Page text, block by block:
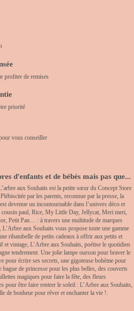
profiter de remises
priorité
vous conseiller
d'enfants et de bébés mais pas que...
aux Souhaits est la petite sœur du Concept Store
par les parents, reconnue par la presse, la
devenue un incontournable dans l’univers déco et
paul, Rice, My Little Day, Jellycat, Meri meri,
Petit Pan… : à travers une multitude de marques
aux Souhaits vous propose toute une gamme
ribambelle de petits cadeaux à offrir aux petits et
et vintage, L’Arbre aux Souhaits, poétise le quotidien
tendrement. Une jolie lampe ourson pour braver le
pour écrire ses secrets, une gigoteuse bohème pour
de princesse pour les plus belles, des couverts
magiques pour faire la fête, des fleurs
pour être faire rentrer le soleil : L’Arbre aux Souhaits,
de bonheur pour rêver et enchanter la vie !.